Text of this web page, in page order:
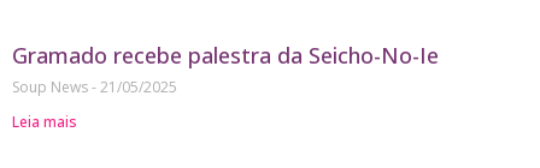
Gramado recebe palestra da Seicho-No-Ie
Soup News 21/05/2025
Leia mais